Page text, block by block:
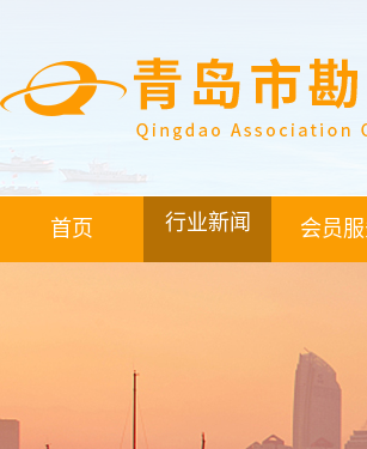
首页 行业新闻 会员